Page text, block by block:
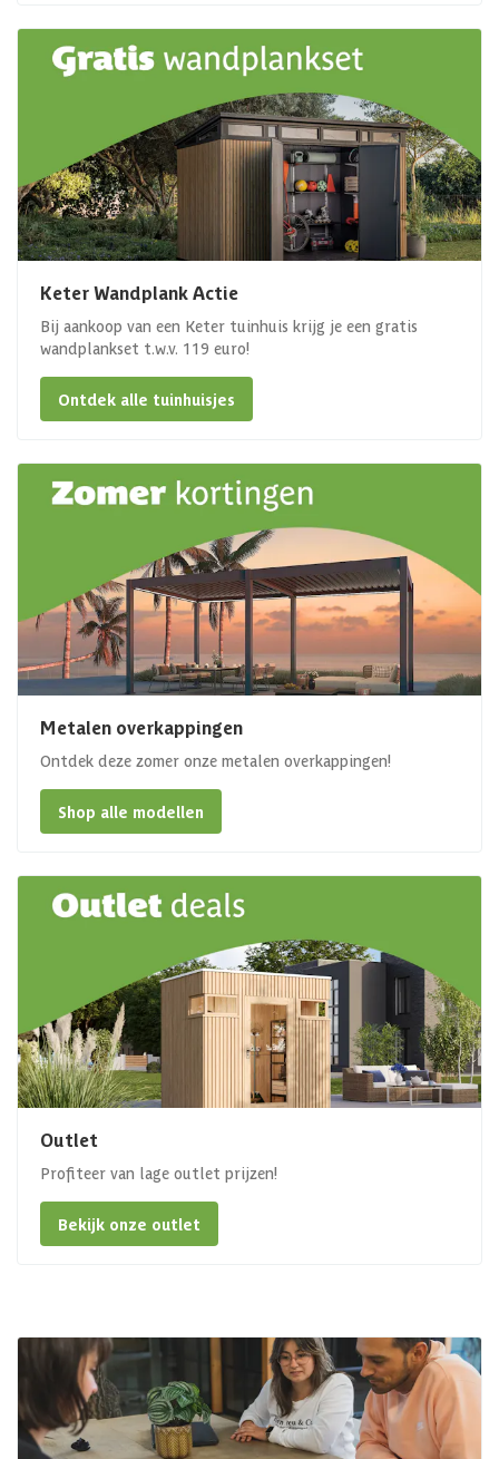
Keter Wandplank Actie
Bij aankoop van een Keter tuinhuis krijg je een gratis
wandplankset t.w.v. 119 euro!
Ontdek alle tuinhuisjes
Metalen overkappingen
Ontdek deze zomer onze metalen overkappingen!
Shop alle modellen
Outlet
Profiteer van lage outlet prijzen!
Bekijk onze outlet